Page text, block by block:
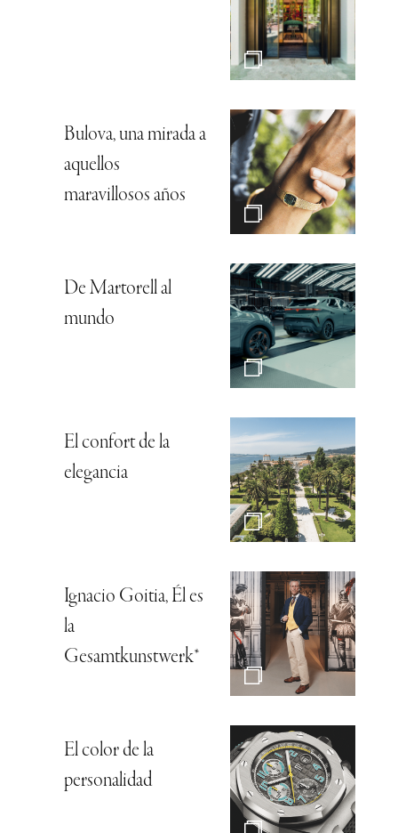
Bulova, una mirada a
aquellos
maravillosos años
De Martorell al
mundo
El confort de la
elegancia
Ignacio Goitia, Él es
la
Gesamtkunstwerk*
El color de la
personalidad